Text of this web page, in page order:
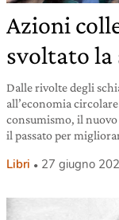
Azioni
svoltato la
Dalle rivolte degli
all’economia
consumismo, il
il passato per
Libri 27 giugno